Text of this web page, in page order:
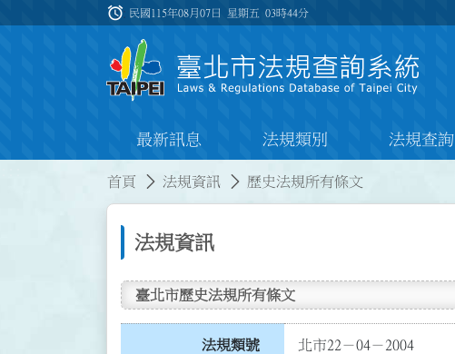
:::
alarm 民國115年08月07日 星期五03時44分
最新訊息 法規類別 法規查詢
首頁 法規資訊 歷史法規所有條文
法規資訊
臺北市歷史法規所有條文
法規類號 北市22－04－2004